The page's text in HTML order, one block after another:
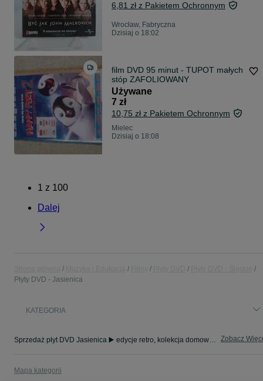
6,81 zł z Pakietem Ochronnym
Wrocław, Fabryczna
Dzisiaj o 18:02
film DVD 95 minut - TUPOT małych
stóp ZAFOLIOWANY
Używane
7 zł
10,75 zł z Pakietem Ochronnym
Mielec
Dzisiaj o 18:08
1 z 100
Dalej
Płyty DVD - Jasienica
KATEGORIA
Sprzedaż płyt DVD Jasienica ▶️ edycje retro, kolekcja domowa, hity kinowe i inne ✅ Nowe i używane w atrakcyjnych cenach ✌ Kupuj i sprzedawaj na OLX.pl! Zobacz
Mapa kategorii